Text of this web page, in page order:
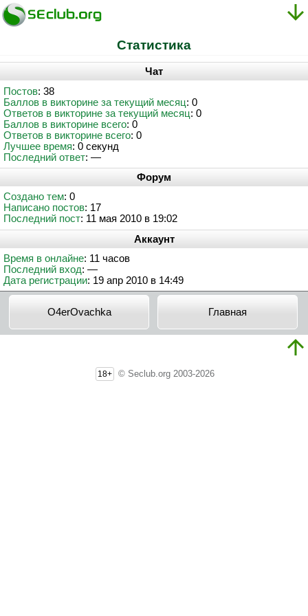
Статистика
Чат
Постов: 38
Баллов в викторине за текущий месяц: 0
Ответов в викторине за текущий месяц: 0
Баллов в викторине всего: 0
Ответов в викторине всего: 0
Лучшее время: 0 секунд
Последний ответ: —
Форум
Создано тем: 0
Написано постов: 17
Последний пост: 11 мая 2010 в 19:02
Аккаунт
Время в онлайне: 11 часов
Последний вход: —
Дата регистрации: 19 апр 2010 в 14:49
O4erOvachka Главная
18+ © Seclub.org 2003-2026